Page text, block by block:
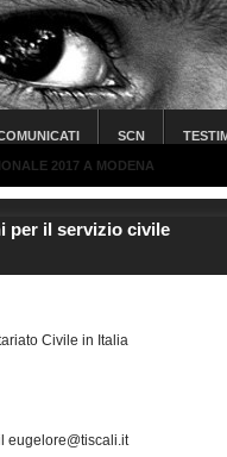
SCN
2017 A MODENA
per il servizio civile
Civile in Italia
eugelore@tiscali.it